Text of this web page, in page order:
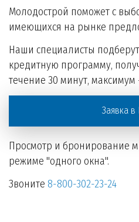
Молодострой поможет с
имеющихся на рынке
Наши специалисты
кредитную программу,
течение 30 минут, максимум
Заявка в
Просмотр и бронирование
режиме "одного окна".
Звоните 8-800-302-23-24